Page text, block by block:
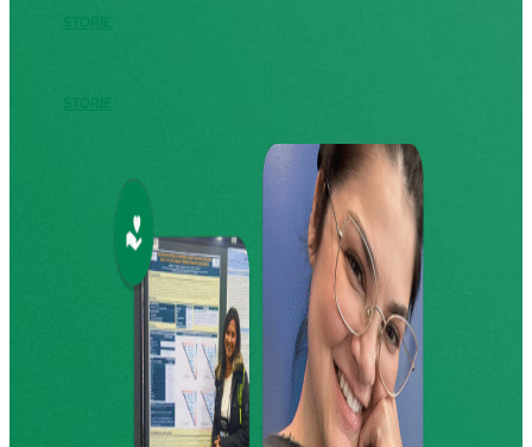
STORIE